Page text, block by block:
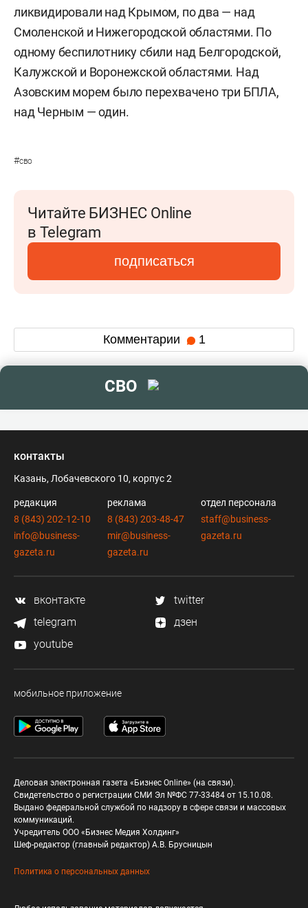
ликвидировали над Крымом, по два — над
Смоленской и Нижегородской областями. По
одному беспилотнику сбили над Белгородской,
Калужской и Воронежской областями. Над
Азовским морем было перехвачено три БПЛА,
над Черным — один.
#сво
Читайте БИЗНЕС Online
в Telegram
подписаться
Комментарии 1
СВО
контакты
Казань, Лобачевского 10, корпус 2
редакция
8 (843) 202-12-10
info@business-
gazeta.ru
реклама
8 (843) 203-48-47
mir@business-
gazeta.ru
отдел персонала
staff@business-
gazeta.ru
вконтакте
twitter
telegram
дзен
youtube
мобильное приложение
Деловая электронная газета «Бизнес Online» (на связи).
Свидетельство о регистрации СМИ Эл №ФС 77-33484 от 15.10.08.
Выдано федеральной службой по надзору в сфере связи и массовых
коммуникаций.
Учредитель ООО «Бизнес Медия Холдинг»
Шеф-редактор (главный редактор) А.В. Брусницын
Политика о персональных данных